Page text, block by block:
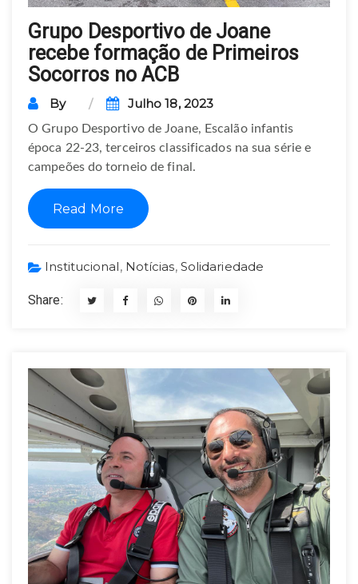
Grupo Desportivo de Joane
recebe formação de Primeiros
Socorros no ACB
By Julho 18, 2023
O Grupo Desportivo de Joane, Escalão infantis
época 22-23, terceiros classificados na sua série e
campeões do torneio de final.
Read More
Institucional, Notícias, Solidariedade
Share: